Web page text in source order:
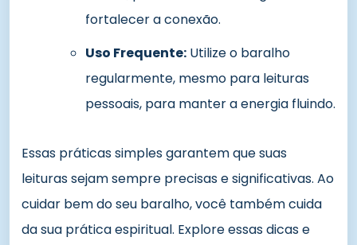
fortalecer a conexão.
Uso Frequente: Utilize o baralho
regularmente, mesmo para leituras
pessoais, para manter a energia fluindo.
Essas práticas simples garantem que suas
leituras sejam sempre precisas e significativas. Ao
cuidar bem do seu baralho, você também cuida
da sua prática espiritual. Explore essas dicas e